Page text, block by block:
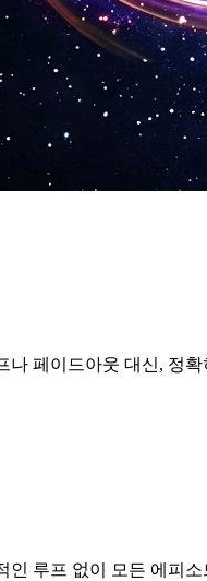
페이드아웃 대신, 정
루프 없이 모든 에피